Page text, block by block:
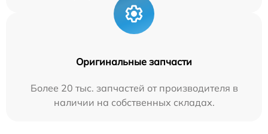
Оригинальные запчасти
Более 20 тыс. запчастей от производителя в
наличии на собственных складах.